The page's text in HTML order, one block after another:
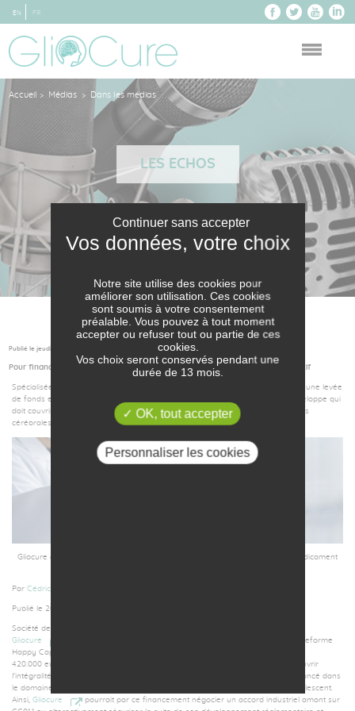
EN FR
Accueil > Médias > Dans les médias
LES ECHOS
Publié le jeudi 22 février 2024
Pour financer sa R&D, GlioCure lance une opération de financement participatif
Spécialisée dans le développement de médicaments, la biotech d'Angers lance une levée
de fonds en financement participatif d'un montant de 420.000 euros. Une enveloppe qui
doit couvrir les travaux de R&D de son candidat médicament contre les tumeurs
cérébrales.
Gliocure ouvre aux particuliers le financement de la R&D de son candidat médicament
ParCédric Menuet
Publié le 20 févr. 2024 à 14:47 Mis à jour le 20 févr. 2024 à 15:06
Société de développement de médicaments spécialisée en neuro-oncologie,
Gliocure
sur la plateforme
Happy Capital. L'entreprise d'Angers (Maine-et-Loire) projette ainsi de lever
420.000 euros par cette opération. Une enveloppe qui doit lui permettre de couvrir
l'intégralité des travaux de R&D de GC01.1, son candidat médicament le plus avancé dans
le domaine traitement des tumeurs du système nerveux de l'enfant et de l'adolescent.
Ainsi,Gliocure
pourrait par ce financement négocier un accord industriel amont sur
Notre site utilise des cookies pour
améliorer son utilisation. Ces cookies
sont soumis à votre consentement
préalable. Vous pouvez à tout moment
accepter ou refuser tout ou partie de ces
cookies.
Vos choix seront conservés pendant une
durée de 13 mois.
OK, tout accepter
Continuer sans accepter
Personnaliser les cookies